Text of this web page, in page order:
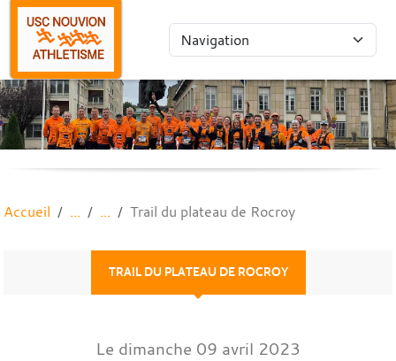
Accueil Trail du plateau de Rocroy
TRAIL DU PLATEAU DE ROCROY
Le dimanche 09 avril 2023
Panneau de gestion des cookies